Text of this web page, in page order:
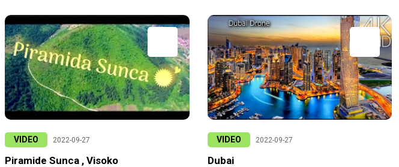
VIDEO 2022-09-27
Piramide Sunca , Visoko
VIDEO 2022-09-27
Dubai